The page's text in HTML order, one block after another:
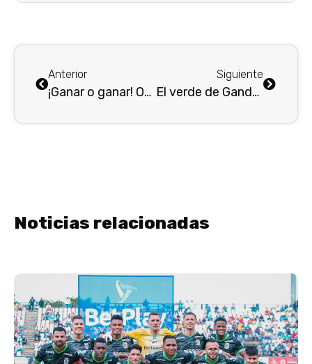
Anterior
¡Ganar o ganar! Obligación del verde de Gandolfi en el Clásico Paisa 339
Siguiente
El verde de Gandolfi recibe al equipo de Leonel
Noticias relacionadas